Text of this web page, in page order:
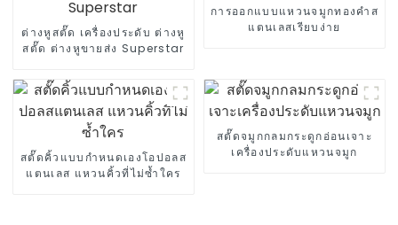
ต่างหูสตั๊ด เครื่องประดับ ต่างหู
สตั๊ด ต่างหูขายส่ง Superstar
การออกแบบแหวนจมูกทองคำส
แตนเลสเรียบง่าย
สตั๊ดคิ้วแบบกำหนดเองโอปอลส
แตนเลส แหวนคิ้วที่ไม่ซ้ำใคร
สตั๊ดจมูกกลมกระดูกอ่อนเจาะ
เครื่องประดับแหวนจมูก